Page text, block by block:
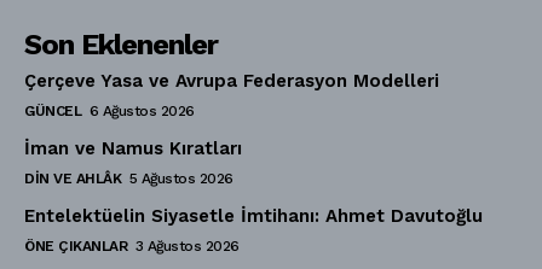
Son Eklenenler
Çerçeve Yasa ve Avrupa Federasyon Modelleri
GÜNCEL 6 Ağustos 2026
İman ve Namus Kıratları
DIN VE AHLÂK 5 Ağustos 2026
Entelektüelin Siyasetle İmtihanı: Ahmet Davutoğlu
ÖNE ÇIKANLAR 3 Ağustos 2026